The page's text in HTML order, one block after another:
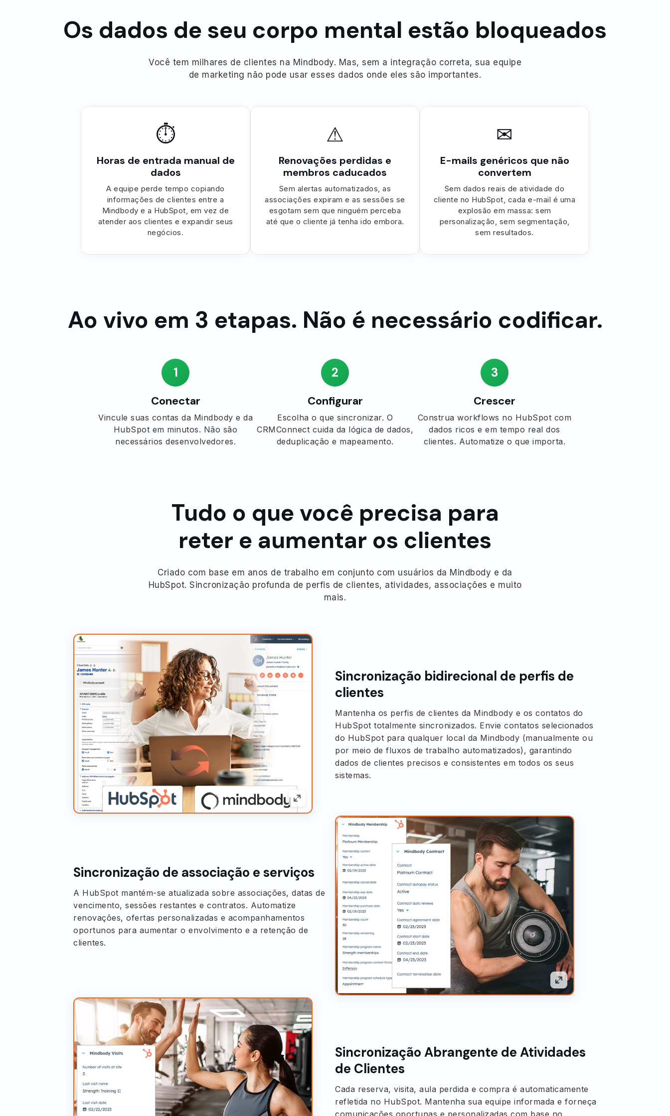
Os dados de seu corpo mental estão bloqueados
Você tem milhares de clientes na Mindbody. Mas, sem a integração correta, sua equipe
de marketing não pode usar esses dados onde eles são importantes.
⏱
Horas de entrada manual de
dados
A equipe perde tempo copiando
informações de clientes entre a
Mindbody e a HubSpot, em vez de
atender aos clientes e expandir seus
negócios.
⚠
Renovações perdidas e
membros caducados
Sem alertas automatizados, as
associações expiram e as sessões se
esgotam sem que ninguém perceba
até que o cliente já tenha ido embora.
✉
E-mails genéricos que não
convertem
Sem dados reais de atividade do
cliente no HubSpot, cada e-mail é uma
explosão em massa: sem
personalização, sem segmentação,
sem resultados.
Ao vivo em 3 etapas. Não é necessário codificar.
1
Conectar
Vincule suas contas da Mindbody e da
HubSpot em minutos. Não são
necessários desenvolvedores.
2
Configurar
Escolha o que sincronizar. O
CRMConnect cuida da lógica de dados,
deduplicação e mapeamento.
3
Crescer
Construa workflows no HubSpot com
dados ricos e em tempo real dos
clientes. Automatize o que importa.
Tudo o que você precisa para
reter e aumentar os clientes
Criado com base em anos de trabalho em conjunto com usuários da Mindbody e da
HubSpot. Sincronização profunda de perfis de clientes, atividades, associações e muito
mais.
Sincronização bidirecional de perfis de
clientes
Mantenha os perfis de clientes da Mindbody e os contatos do
HubSpot totalmente sincronizados. Envie contatos selecionados
do HubSpot para qualquer local da Mindbody (manualmente ou
por meio de fluxos de trabalho automatizados), garantindo
dados de clientes precisos e consistentes em todos os seus
sistemas.
Sincronização de associação e serviços
A HubSpot mantém-se atualizada sobre associações, datas de
vencimento, sessões restantes e contratos. Automatize
renovações, ofertas personalizadas e acompanhamentos
oportunos para aumentar o envolvimento e a retenção de
clientes.
Sincronização Abrangente de Atividades
de Clientes
Cada reserva, visita, aula perdida e compra é automaticamente
refletida no HubSpot. Mantenha sua equipe informada e forneça
comunicações oportunas e personalizadas com base no